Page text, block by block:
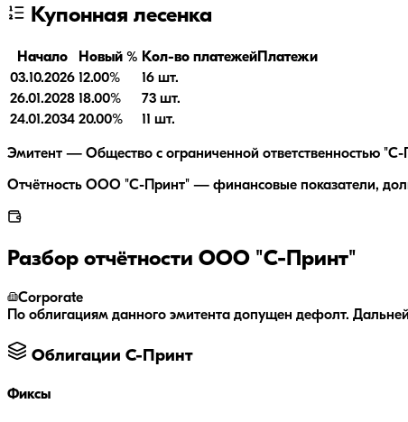
Купонная лесенка
Начало Новый % Кол-во платежейПлатежи
03.10.2026 12.00% 16 шт.
26.01.2028 18.00% 73 шт.
24.01.2034 20.00% 11 шт.
Эмитент — Общество с ограниченной ответственностью
Отчётность ООО "С-Принт" — финансовые показатели,
Разбор отчётности ООО "С-Принт"
Corporate
По облигациям данного эмитента допущен дефолт.
Облигации С-Принт
Фиксы